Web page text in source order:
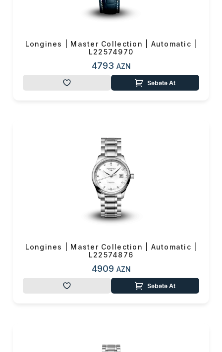
Longines | Master Collection | Automatic |
L22574970
4793 AZN
Səbətə At
Longines | Master Collection | Automatic |
L22574876
4909 AZN
Səbətə At
Yekun məbləğ 0 ₼
Alış-verişə davam et
OK